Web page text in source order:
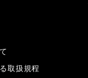
取扱規程